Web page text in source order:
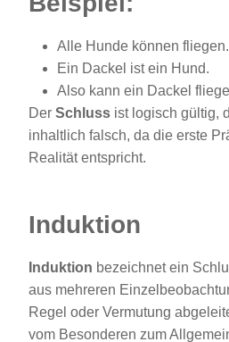
Alle Hunde können fliegen.
Ein Dackel ist ein Hund.
Also kann ein Dackel
Der Schluss ist logisch gültig,
inhaltlich falsch, da die erste
Realität entspricht.
Induktion
Induktion bezeichnet ein
aus mehreren
Regel oder Vermutung
vom Besonderen zum